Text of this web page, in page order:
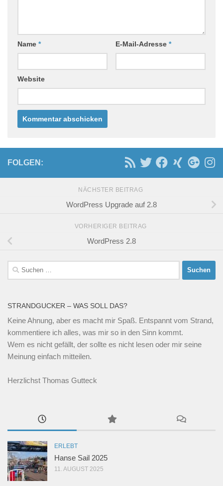
Name * E-Mail-Adresse *
Website
FOLGEN:
NÄCHSTER BEITRAG
WordPress Upgrade auf 2.8
VORHERIGER BEITRAG
WordPress 2.8
Suchen
nach:
STRANDGUCKER – WAS SOLL DAS?
Keine Ahnung, aber es macht mir Spaß. Entspannt vom Strand,
kommentiere ich alles, was mir so in den Sinn kommt.
Wem es nicht gefällt, der sollte es nicht lesen oder mir seine
Meinung einfach mitteilen.
Herzlichst Thomas Gutteck
ERLEBT
Hanse Sail 2025
11. AUGUST 2025